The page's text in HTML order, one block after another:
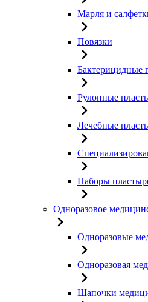
Марля и
Повязки
Бактерицидные
Рулонные
Лечебные
Наборы
Одноразовое
Одноразовые
Одноразовая
Шапочки